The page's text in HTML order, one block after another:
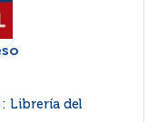
: Librería del